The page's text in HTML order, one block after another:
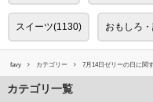
スイーツ(1130) おもしろ
favy カテゴリー 7月14日ゼリーの日に関
カテゴリ一覧